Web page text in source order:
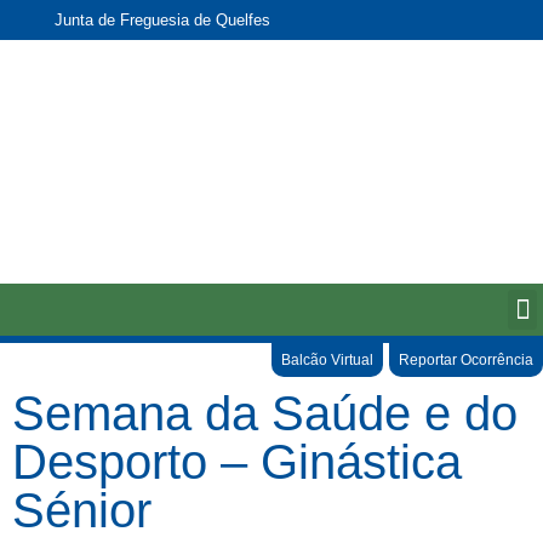
Junta de Freguesia de Quelfes
Balcão Virtual Reportar Ocorrência
Semana da Saúde e do
Desporto – Ginástica
Sénior